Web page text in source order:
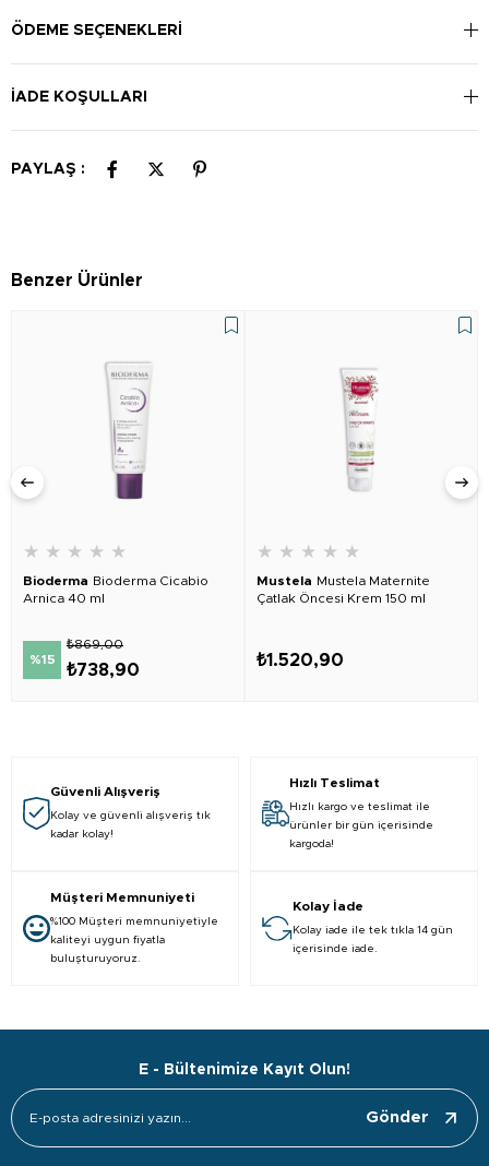
ÖDEME SEÇENEKLERI
İADE KOŞULLARI
PAYLAŞ :
Benzer Ürünler
★ ★ ★ ★ ★
Bioderma Bioderma Cicabio
Arnica 40 ml
%15
₺738,90
₺869,00
★ ★ ★ ★ ★
Mustela Mustela Maternite
Çatlak Öncesi Krem 150 ml
₺1.520,90
Güvenli Alışveriş
Kolay ve güvenli alışveriş tık
kadar kolay!
Hızlı Teslimat
Hızlı kargo ve teslimat ile
ürünler bir gün içerisinde
kargoda!
Müşteri Memnuniyeti
%100 Müşteri memnuniyetiyle
kaliteyi uygun fiyatla
buluşturuyoruz.
Kolay İade
Kolay iade ile tek tıkla 14 gün
içerisinde iade.
E - Bültenimize Kayıt Olun!
Gönder